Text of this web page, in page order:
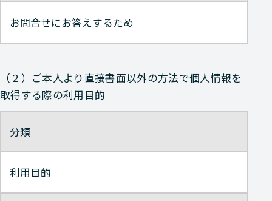
お問合せにお答えするため
（２）ご本人より直接書面以外の方法で個人情報を
取得する際の利用目的
分類
利用目的